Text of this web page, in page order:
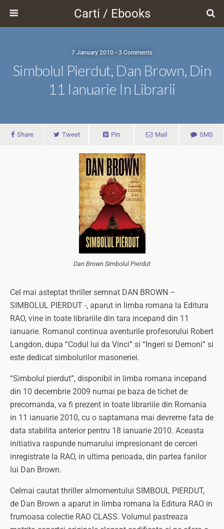
Carti / Ebooks
7 January 2010 • 3 Comments
Simbolul Pierdut, Dan Brown, Din
11 Ianuarie In Librarii
Share Tweet Pin Mail SMS
Dan Brown Simbolul Pierdut
Cel mai asteptat thriller semnat DAN BROWN –
SIMBOLUL PIERDUT -, aparut in limba romana la Editura
RAO, vine in toate librariile din tara incepand din 11
ianuarie. Romanul continua aventurile profesorului Robert
Langdon, dupa “Codul lui da Vinci” si “Ingeri si Demoni” si
este dedicat simbolurilor masoneriei.
“Simbolul pierdut”, disponibil in limba romana incepand
din 10 decembrie 2009 numai pe baza de tichet de
precomanda, va fi prezent in toate librariile din Romania
in 11 ianuarie 2010, cu o saptamana mai devreme fata de
data stabilita anterior pentru 18 ianuarie 2010. Aceasta
initiativa raspunde numarului impresionant de cerceri
inregistrate la RAO, in ultima perioada, din partea fanilor
lui Dan Brown.
Celmai cautat thriller almomentului SIMBOUL PIERDUT,
de Dan Brown a aparut in limba romana la Editura RAO in
frumoasa colectie RAO CLASS. Volumul pastreaza